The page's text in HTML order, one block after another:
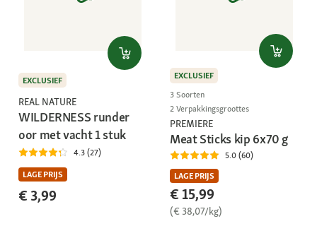
EXCLUSIEF
REAL NATURE
WILDERNESS runder
oor met vacht 1 stuk
4.3 (27)
LAGE PRIJS
€ 3,99
EXCLUSIEF
3 Soorten
2 Verpakkingsgroottes
PREMIERE
Meat Sticks kip 6x70 g
5.0 (60)
LAGE PRIJS
€ 15,99
(€ 38,07/kg)